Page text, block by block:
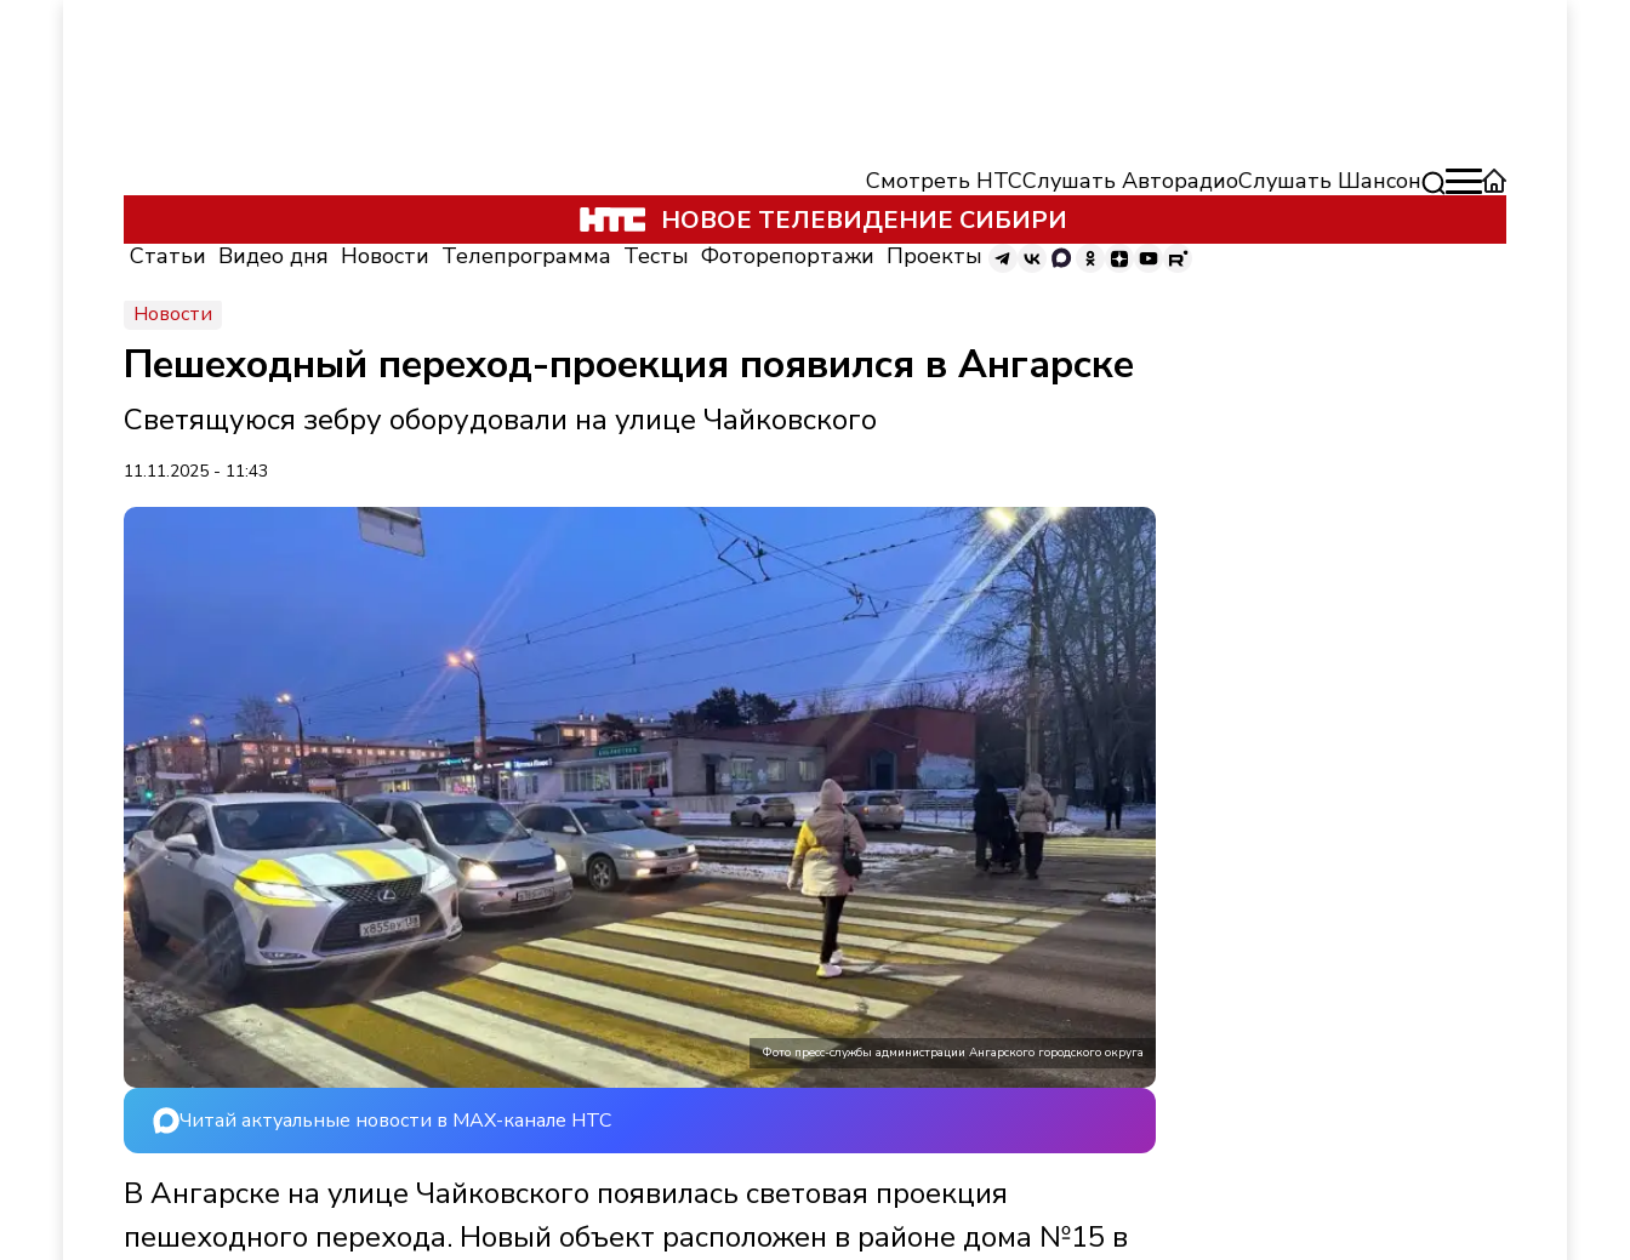
Смотреть НТССлушать АвторадиоСлушать Шансон
НОВОЕ ТЕЛЕВИДЕНИЕ СИБИРИ
Статьи Видео дня Новости Телепрограмма Тесты Фоторепортажи Проекты
Новости
Пешеходный переход-проекция появился в Ангарске
Светящуюся зебру оборудовали на улице Чайковского
11.11.2025 - 11:43
Фото пресс-службы администрации Ангарского городского округа
Читай актуальные новости в MAX-канале НТС
В Ангарске на улице Чайковского появилась световая проекция
пешеходного перехода. Новый объект расположен в районе дома №15 в